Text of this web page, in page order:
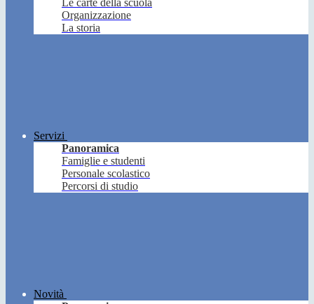
Le carte della scuola
Organizzazione
La storia
Servizi
Panoramica
Famiglie e studenti
Personale scolastico
Percorsi di studio
Novità